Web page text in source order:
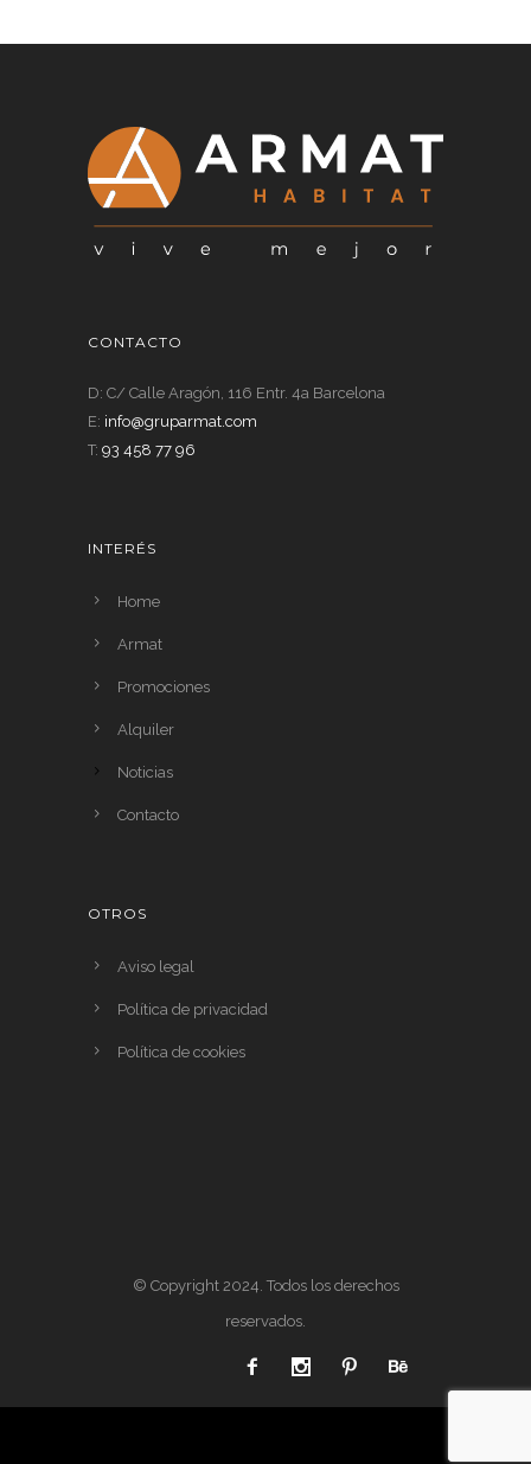
CONTACTO
D: C/ Calle Aragón, 116 Entr. 4a Barcelona
E: info@gruparmat.com
T: 93 458 77 96
INTERÉS
Home
Armat
Promociones
Alquiler
Noticias
Contacto
OTROS
Aviso legal
Política de privacidad
Política de cookies
© Copyright 2024. Todos los derechos
reservados.